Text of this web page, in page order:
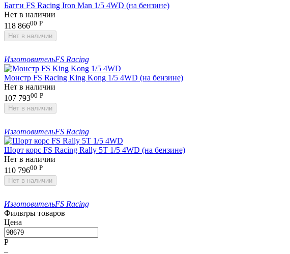
Багги FS Racing Iron Man 1/5 4WD (на бензине)
Нет в наличии
118 86600 Р
Нет в наличии
ИзготовительFS Racing
Монстр FS Racing King Kong 1/5 4WD (на бензине)
Нет в наличии
107 79300 Р
Нет в наличии
ИзготовительFS Racing
Шорт корс FS Racing Rally 5T 1/5 4WD (на бензине)
Нет в наличии
110 79600 Р
Нет в наличии
ИзготовительFS Racing
Фильтры товаров
Цена
Р
–